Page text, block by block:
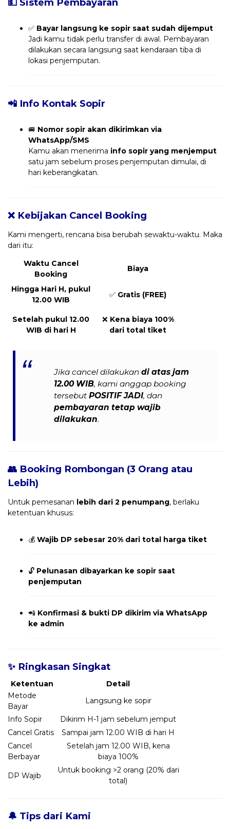
✅ Bayar langsung ke sopir saat sudah dijemput
Jadi kamu tidak perlu transfer di awal. Pembayaran
dilakukan secara langsung saat kendaraan tiba di
lokasi penjemputan.
📲 Info Kontak Sopir
🚐 Nomor sopir akan dikirimkan via
WhatsApp/SMS
Kamu akan menerima info sopir yang menjemput
satu jam sebelum proses penjemputan dimulai, di
hari keberangkatan.
❌ Kebijakan Cancel Booking
Kami mengerti, rencana bisa berubah sewaktu-waktu. Maka
dari itu:
Waktu Cancel
Booking
Biaya
Hingga Hari H, pukul
12.00 WIB
✅ Gratis (FREE)
Setelah pukul 12.00
WIB di hari H
❌ Kena biaya 100%
dari total tiket
Jika cancel dilakukandi atas jam
12.00 WIB, kami anggap booking
tersebutPOSITIF JADI, dan
pembayaran tetap wajib
dilakukan.
👥 Booking Rombongan (3 Orang atau
Lebih)
Untuk pemesanan lebih dari 2 penumpang, berlaku
ketentuan khusus:
💰 Wajib DP sebesar 20% dari total harga tiket
🔓 Pelunasan dibayarkan ke sopir saat
penjemputan
📲 Konfirmasi & bukti DP dikirim via WhatsApp
ke admin
✨ Ringkasan Singkat
Ketentuan
Detail
Metode
Bayar
Langsung ke sopir
Info Sopir
Dikirim H-1 jam sebelum jemput
Cancel Gratis
Sampai jam 12.00 WIB di hari H
Cancel
Berbayar
Setelah jam 12.00 WIB, kena
biaya 100%
DP Wajib
Untuk booking >2 orang (20% dari
total)
🔔 Tips dari Kami